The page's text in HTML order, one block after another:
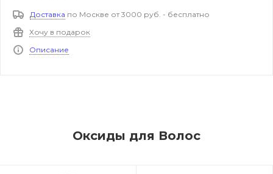
Доставка по Москве от 3000 руб. - бесплатно
Хочу в подарок
Описание
Оксиды для Волос